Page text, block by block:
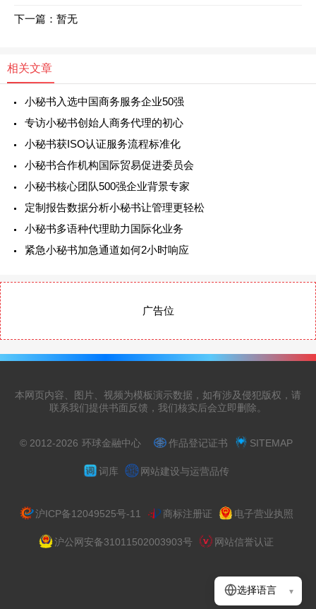
下一篇：暂无
相关文章
小秘书入选中国商务服务企业50强
专访小秘书创始人商务代理的初心
小秘书获ISO认证服务流程标准化
小秘书合作机构国际贸易促进委员会
小秘书核心团队500强企业背景专家
定制报告数据分析小秘书让管理更轻松
小秘书多语种代理助力国际化业务
紧急小秘书加急通道如何2小时响应
广告位
本网页内容、图片、视频为模板演示数据，如有涉及侵犯版权，请
联系我们提供书面反馈，我们核实后会立即删除。
© 2012-2026 环球金融中心 作品登记证书 SITEMAP
词库 网站建设与运营品传
沪ICP备12049525号-11 商标注册证 电子营业执照
沪公网安备31011502003903号 网站信誉认证
选择语言 ▾